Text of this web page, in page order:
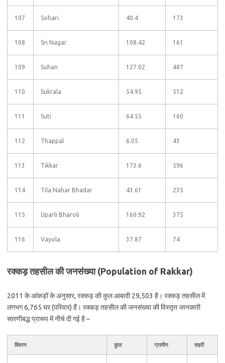
107 Sohari 40.4 173
108 Sri Nagar 108.42 161
109 Suhan 127.02 487
110 Sukrala 54.95 512
111 Suti 64.55 160
112 Thappal 6.05 43
113 Tikkar 173.6 596
114 Tila Nahar Bhadar 43.61 235
115 Uparli Bharoli 160.92 375
116 Vayola 37.87 74
रक्कड़ तहसील की जनसंख्या (Population of Rakkar)
2011 के आंकड़ों के अनुसार, रक्कड़ की कुल आबादी 29,503 है। रक्कड़ तहसील में
लगभग 6,765 घर (परिवार) हैं। रक्कड़ तहसील की जनसंख्या की विस्तृत जानकारी
सारणीबद्ध प्रारूप में नीचे दी गई है –
विवरण कुल ग्रामीण शहरी